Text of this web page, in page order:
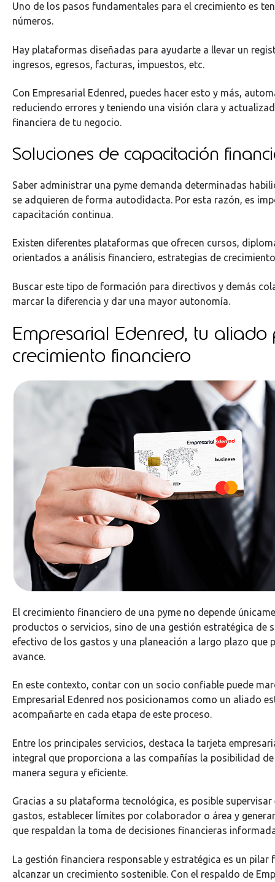
Uno de los pasos fundamentales para el crecimiento es
números.
Hay plataformas diseñadas para ayudarte a llevar un
ingresos, egresos, facturas, impuestos, etc.
Con Empresarial Edenred, puedes hacer esto y más,
reduciendo errores y teniendo una visión clara y
financiera de tu negocio.
Soluciones de capacitación
Saber administrar una pyme demanda determinadas
se adquieren de forma autodidacta. Por esta razón, es
capacitación continua.
Existen diferentes plataformas que ofrecen cursos,
orientados a análisis financiero, estrategias de
Buscar este tipo de formación para directivos y demás
marcar la diferencia y dar una mayor autonomía.
Empresarial Edenred, tu
crecimiento financiero
El crecimiento financiero de una pyme no depende
productos o servicios, sino de una gestión estratégica de
efectivo de los gastos y una planeación a largo plazo que
avance.
En este contexto, contar con un socio confiable puede
Empresarial Edenred nos posicionamos como un aliado
acompañarte en cada etapa de este proceso.
Entre los principales servicios, destaca la tarjeta
integral que proporciona a las compañías la posibilidad
manera segura y eficiente.
Gracias a su plataforma tecnológica, es posible
gastos, establecer límites por colaborador o área y
que respaldan la toma de decisiones financieras
La gestión financiera responsable y estratégica es un pilar
alcanzar un crecimiento sostenible. Con el respaldo de